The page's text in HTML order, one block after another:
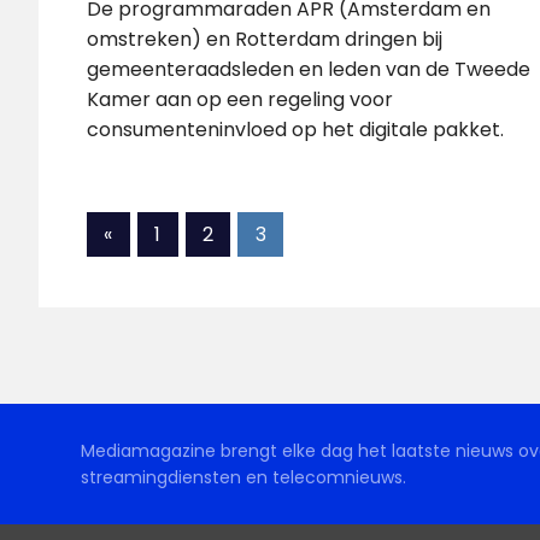
De programmaraden APR (Amsterdam en
omstreken) en Rotterdam dringen bij
gemeenteraadsleden en leden van de Tweede
Kamer aan op een regeling voor
consumenteninvloed op het digitale pakket.
Berichten
«Vorige
berichten
1 2 3
Mediamagazine brengt elke dag het laatste nieuws
streamingdiensten en telecomnieuws.